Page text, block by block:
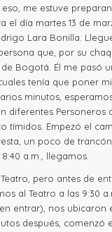
me estuve
el día martes 13 de
Lara Bonilla.
que, por su
Bogotá. Él me pasó
tenía que poner
minutos,
diferentes Personeros
tímidos. Empezó el
un poco de
a.m., llegamos.
pero antes de
al Teatro a las 9:30
entrar), nos ubicaron
después, comenzó